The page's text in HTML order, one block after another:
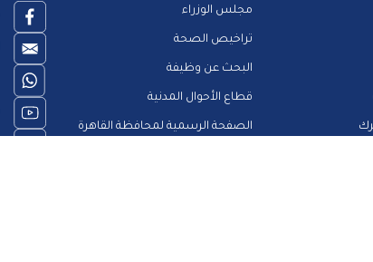
مجلس الوزراء
تراخيص الصحة
البحث عن وظيفة
قطاع الأحوال المدنية
الصفحة الرسمية لمحافظة القاهرة